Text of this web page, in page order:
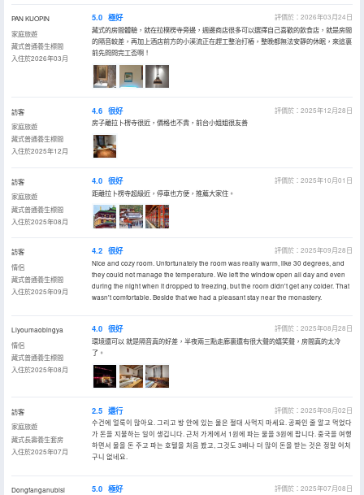
PAN KUOPIN
家庭旅遊
藏式普通養生標間
入住於2026年03月
5.0 極好
評價於：2026年03月24日
藏式的房間體驗，就在拉樸楞寺旁邊，週邊商店很多可以選擇自己喜歡的飲食店，就是房間
的隔音較差，再加上酒店前方的小溪流正在趕工整治打樁，整晚都無法安靜的休眠，來這裏
前先問問完工否啊！
訪客
家庭旅遊
藏式普通養生標間
入住於2025年12月
4.6 很好
評價於：2025年12月28日
房子離拉卜楞寺很近，價格也不貴，前台小姐姐很友善
訪客
家庭旅遊
藏式普通養生標間
入住於2025年08月
4.0 很好
評價於：2025年10月01日
距離拉卜楞寺超級近，停車也方便，推薦大家住。
訪客
情侶
藏式普通養生標間
入住於2025年09月
4.2 很好
評價於：2025年09月28日
Nice and cozy room. Unfortunately the room was really warm, like 30 degrees, and
they could not manage the temperature. We left the window open all day and even
during the night when it dropped to freezing, but the room didn't get any colder. That
wasn't comfortable. Beside that we had a pleasant stay near the monastery.
Liyoumaobingya
情侶
藏式普通養生標間
入住於2025年08月
4.0 很好
評價於：2025年08月28日
環境還可以 就是隔音真的好差，半夜兩三點走廊裏還有很大聲的嬉笑聲，房間真的太冷
了。
訪客
家庭旅遊
藏式長壽養生套房
入住於2025年07月
2.5 還行
評價於：2025年08月02日
수건에 얼룩이 많아요. 그리고 방 안에 있는 물은 절대 사먹지 마세요. 공짜인 줄 알고 먹었다
가 돈을 지불하는 일이 생깁니다. 근처 가게에서 1원에 파는 물을 3원에 팝니다. 중국을 여행
하면서 물을 돈 주고 파는 호텔을 처음 봤고, 그것도 3배나 더 많이 돈을 받는 것은 정말 어처
구니 없네요.
Dongfanganubisi
5.0 極好
評價於：2025年07月08日